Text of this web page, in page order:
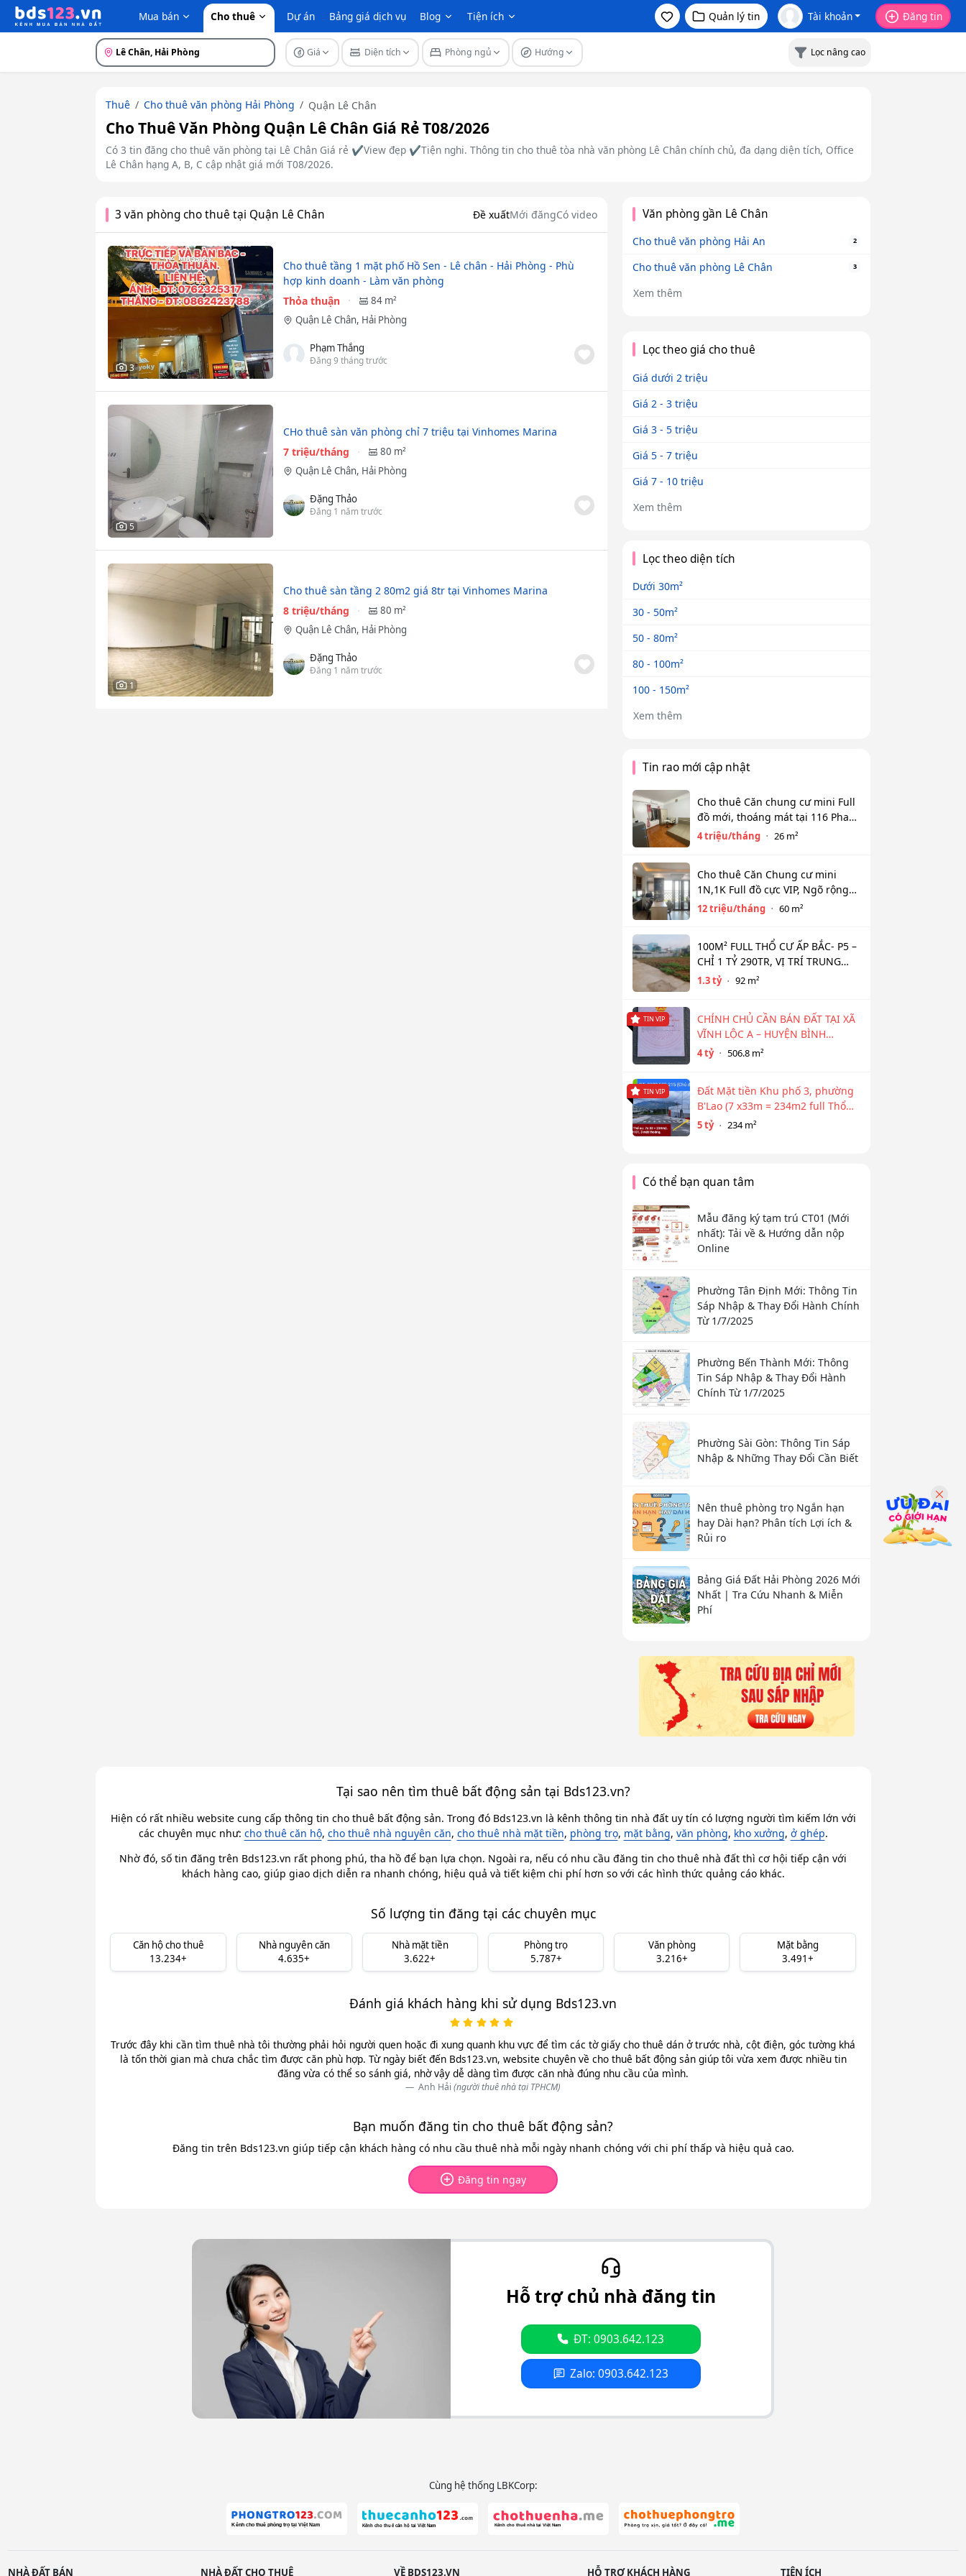
Mua bán Cho thuê Dự án Bảng giá dịch vụ Blog Tiện ích Quản lý tin Tài khoản Đăng tin
Lê Chân, Hải Phòng Giá Diện tích Phòng ngủ Hướng Lọc nâng cao
Thuê Cho thuê văn phòng Hải Phòng Quận Lê Chân
Cho Thuê Văn Phòng Quận Lê Chân Giá Rẻ T08/2026
Có 3 tin đăng cho thuê văn phòng tại Lê Chân Giá rẻ ✔️View đẹp ✔️Tiện nghi. Thông tin cho thuê tòa nhà văn phòng Lê Chân chính chủ, đa dạng diện tích, Office
Lê Chân hạng A, B, C cập nhật giá mới T08/2026.
3 văn phòng cho thuê tại Quận Lê Chân Đề xuấtMới đăngCó video
3
Cho thuê tầng 1 mặt phố Hồ Sen - Lê chân - Hải Phòng - Phù
hợp kinh doanh - Làm văn phòng
Thỏa thuận
84 m²
Quận Lê Chân, Hải Phòng
Phạm Thắng
Đăng 9 tháng trước
5
CHo thuê sàn văn phòng chỉ 7 triệu tại Vinhomes Marina
7 triệu/tháng
80 m²
Quận Lê Chân, Hải Phòng
Đặng Thảo
Đăng 1 năm trước
1
Cho thuê sàn tầng 2 80m2 giá 8tr tại Vinhomes Marina
8 triệu/tháng
80 m²
Quận Lê Chân, Hải Phòng
Đặng Thảo
Đăng 1 năm trước
Văn phòng gần Lê Chân
Cho thuê văn phòng Hải An 2
Cho thuê văn phòng Lê Chân 3
Xem thêm
Lọc theo giá cho thuê
Giá dưới 2 triệu
Giá 2 - 3 triệu
Giá 3 - 5 triệu
Giá 5 - 7 triệu
Giá 7 - 10 triệu
Xem thêm
Lọc theo diện tích
Dưới 30m²
30 - 50m²
50 - 80m²
80 - 100m²
100 - 150m²
Xem thêm
Tin rao mới cập nhật
Cho thuê Căn chung cư mini Full
đồ mới, thoáng mát tại 116 Phan
Kế Bính, Ba Đình. Chỉ 4 tr
4 triệu/tháng 26 m²
Cho thuê Căn Chung cư mini
1N,1K Full đồ cực VIP, Ngõ rộng
View toàn mặt hồ Tây. Chỉ 12tr
12 triệu/tháng 60 m²
100M² FULL THỔ CƯ ẤP BẮC- P5 –
CHỈ 1 TỶ 290TR, VỊ TRÍ TRUNG
TÂM NGÂN HÀNG HỖ TRỢ 800TR
1.3 tỷ 92 m²
TIN VIP
CHÍNH CHỦ CẦN BÁN ĐẤT TẠI XÃ
VĨNH LỘC A – HUYỆN BÌNH
CHÁNH
4 tỷ 506.8 m²
TIN VIP
Đất Mặt tiền Khu phố 3, phường
B'Lao (7 x33m = 234m2 full Thổ
cư)
5 tỷ 234 m²
Có thể bạn quan tâm
Mẫu đăng ký tạm trú CT01 (Mới
nhất): Tải về & Hướng dẫn nộp
Online
Phường Tân Định Mới: Thông Tin
Sáp Nhập & Thay Đổi Hành Chính
Từ 1/7/2025
Phường Bến Thành Mới: Thông
Tin Sáp Nhập & Thay Đổi Hành
Chính Từ 1/7/2025
Phường Sài Gòn: Thông Tin Sáp
Nhập & Những Thay Đổi Cần Biết
Nên thuê phòng trọ Ngắn hạn
hay Dài hạn? Phân tích Lợi ích &
Rủi ro
Bảng Giá Đất Hải Phòng 2026 Mới
Nhất | Tra Cứu Nhanh & Miễn
Phí
Tại sao nên tìm thuê bất động sản tại Bds123.vn?
Hiện có rất nhiều website cung cấp thông tin cho thuê bất động sản. Trong đó Bds123.vn là kênh thông tin nhà đất uy tín có lượng người tìm kiếm lớn với
các chuyên mục như: cho thuê căn hộ, cho thuê nhà nguyên căn, cho thuê nhà mặt tiền, phòng trọ, mặt bằng, văn phòng, kho xưởng, ở ghép.
Nhờ đó, số tin đăng trên Bds123.vn rất phong phú, tha hồ để bạn lựa chọn. Ngoài ra, nếu có nhu cầu đăng tin cho thuê nhà đất thì cơ hội tiếp cận với
khách hàng cao, giúp giao dịch diễn ra nhanh chóng, hiệu quả và tiết kiệm chi phí hơn so với các hình thức quảng cáo khác.
Số lượng tin đăng tại các chuyên mục
Căn hộ cho thuê
13.234+
Nhà nguyên căn
4.635+
Nhà mặt tiền
3.622+
Phòng trọ
5.787+
Văn phòng
3.216+
Mặt bằng
3.491+
Đánh giá khách hàng khi sử dụng Bds123.vn
Trước đây khi cần tìm thuê nhà tôi thường phải hỏi người quen hoặc đi xung quanh khu vực để tìm các tờ giấy cho thuê dán ở trước nhà, cột điện, góc tường khá
là tốn thời gian mà chưa chắc tìm được căn phù hợp. Từ ngày biết đến Bds123.vn, website chuyên về cho thuê bất động sản giúp tôi vừa xem được nhiều tin
đăng vừa có thể so sánh giá, nhờ vậy dễ dàng tìm được căn nhà đúng nhu cầu của mình.
Anh Hải (người thuê nhà tại TPHCM)
Bạn muốn đăng tin cho thuê bất động sản?
Đăng tin trên Bds123.vn giúp tiếp cận khách hàng có nhu cầu thuê nhà mỗi ngày nhanh chóng với chi phí thấp và hiệu quả cao.
Đăng tin ngay
Hỗ trợ chủ nhà đăng tin
ĐT: 0903.642.123
Zalo: 0903.642.123
Cùng hệ thống LBKCorp:
NHÀ ĐẤT BÁN NHÀ ĐẤT CHO THUÊ VỀ BDS123.VN HỖ TRỢ KHÁCH HÀNG TIỆN ÍCH